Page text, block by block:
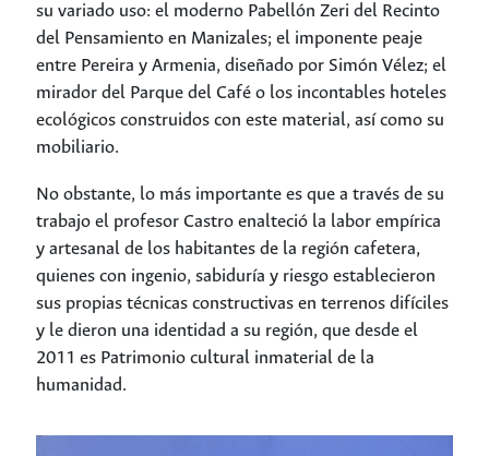
su variado uso: el moderno Pabellón Zeri del Recinto
del Pensamiento en Manizales; el imponente peaje
entre Pereira y Armenia, diseñado por Simón Vélez; el
mirador del Parque del Café o los incontables hoteles
ecológicos construidos con este material, así como su
mobiliario.
No obstante, lo más importante es que a través de su
trabajo el profesor Castro enalteció la labor empírica
y artesanal de los habitantes de la región cafetera,
quienes con ingenio, sabiduría y riesgo establecieron
sus propias técnicas constructivas en terrenos difíciles
y le dieron una identidad a su región, que desde el
2011 es Patrimonio cultural inmaterial de la
humanidad.